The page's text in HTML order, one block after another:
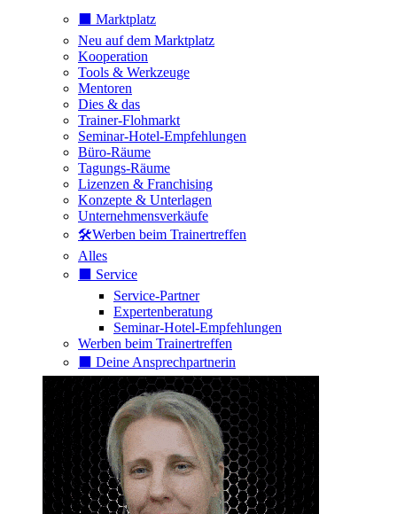
⬛️ Marktplatz
Neu auf dem Marktplatz
Kooperation
Tools & Werkzeuge
Mentoren
Dies & das
Trainer-Flohmarkt
Seminar-Hotel-Empfehlungen
Büro-Räume
Tagungs-Räume
Lizenzen & Franchising
Konzepte & Unterlagen
Unternehmensverkäufe
🛠️Werben beim Trainertreffen
Alles
⬛️ Service
Service-Partner
Expertenberatung
Seminar-Hotel-Empfehlungen
Werben beim Trainertreffen
⬛️ Deine Ansprechpartnerin